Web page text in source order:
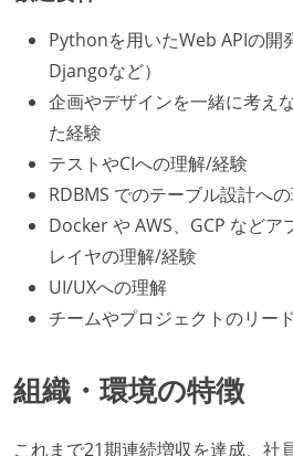
Pythonを用いたWeb APIの開
Djangoなど）
企画やデザインを一緒に考え
た経験
テストやCIへの理解/経験
RDBMS でのテーブル設計へ
Docker や AWS、GCP など
レイヤの理解/経験
UI/UXへの理解
チームやプロジェクトのリー
組織・環境の特徴
これまで21期連続増収を達成、社